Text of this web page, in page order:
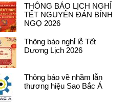
THÔNG BÁO LỊCH NGHỈ
TẾT NGUYÊN ĐÁN BÍNH
NGỌ 2026
Thông báo nghỉ lễ Tết
Dương Lịch 2026
Thông báo về nhầm lẫn
thương hiệu Sao Bắc Á